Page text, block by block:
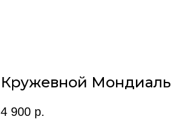
Кружевной Мондиаль
4 900 р.